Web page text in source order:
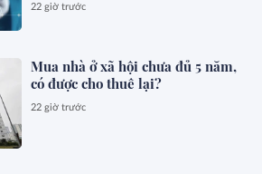
22 giờ trước
Mua nhà ở xã hội chưa đủ 5 năm,
có được cho thuê lại?
22 giờ trước